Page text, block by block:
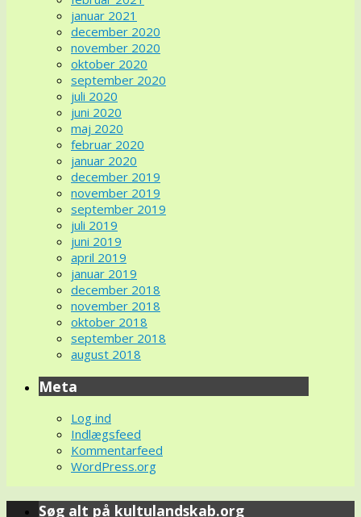
januar 2021
december 2020
november 2020
oktober 2020
september 2020
juli 2020
juni 2020
maj 2020
februar 2020
januar 2020
december 2019
november 2019
september 2019
juli 2019
juni 2019
april 2019
januar 2019
december 2018
november 2018
oktober 2018
september 2018
august 2018
Meta
Log ind
Indlægsfeed
Kommentarfeed
WordPress.org
Søg alt på kultulandskab.org